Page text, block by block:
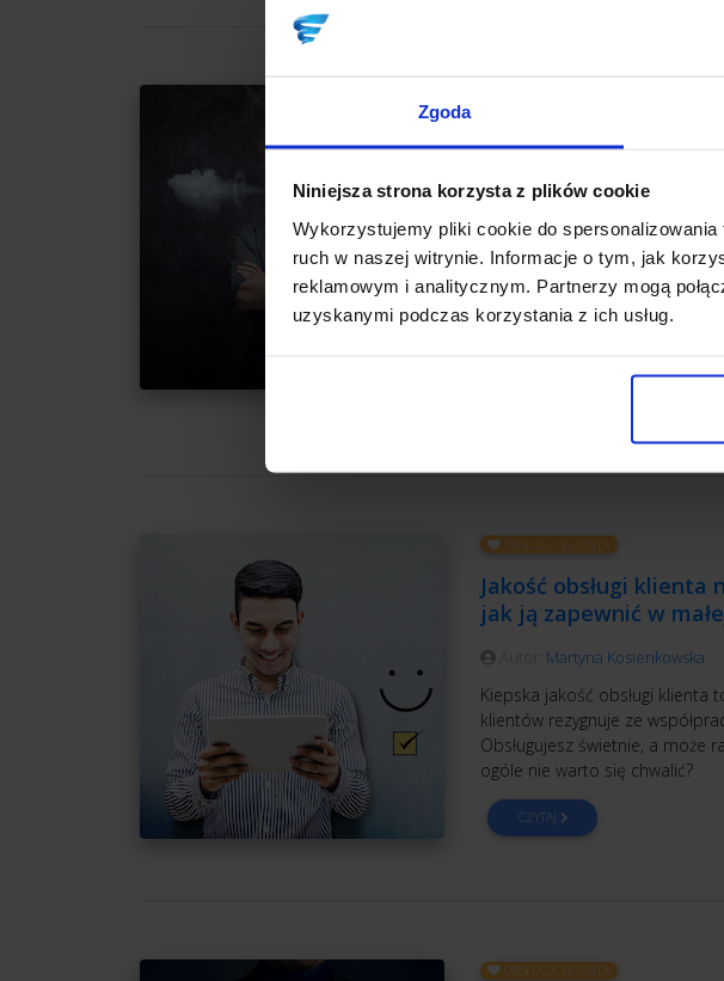
Zgoda
Niniejsza strona korzysta z plików cookie
Wykorzystujemy pliki cookie do
ruch w naszej witrynie. Informacje o tym, jak
reklamowym i analitycznym. Partnerzy mogą
uzyskanymi podczas korzystania z ich usług.
Trudny klient – przybył
Autor:Beata Grzegorczyk
Trudny klient – niektórzy z
wspomnienie o trudnym
co dzień borykają się z takimi
nimi poradzić. Ale te sposoby
pytanie, czy przybył do Ciebie
OBSŁUGA KLIENTA
Jakość obsługi klienta
jak ją zapewnić w
Martyna Kosienkowska
Kiepska jakość obsługi klienta
klientów rezygnuje ze
Obsługujesz świetnie, a
ogóle nie warto się chwalić?
CZYTAJ
OBSŁUGA KLIENTA